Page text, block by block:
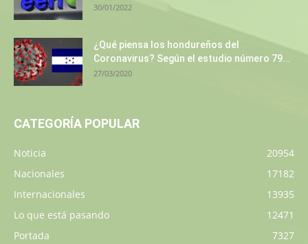
30/01/2022
¿Qué piensa los hondureños del
Coronavirus? Según el estudio número 79...
27/03/2020
CATEGORÍA POPULAR
Noticia
20954
Nacionales
17182
Internacionales
13935
Lo que está pasando
12471
Portada
7327